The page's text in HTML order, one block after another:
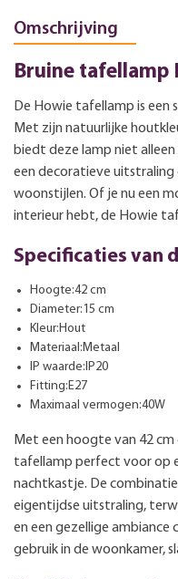
Omschrijving
Bruine tafellamp
De Howie tafellamp is een
Met zijn natuurlijke
biedt deze lamp niet
een decoratieve
woonstijlen. Of je nu een
interieur hebt, de Howie
Specificaties van
Hoogte:42 cm
Diameter:15 cm
Kleur:Hout
Materiaal:Metaal
IP waarde:IP20
Fitting:E27
Maximaal vermogen:40W
Met een hoogte van 42 cm
tafellamp perfect voor op
nachtkastje. De
eigentijdse uitstraling,
en een gezellige ambiance
gebruik in de woonkamer,